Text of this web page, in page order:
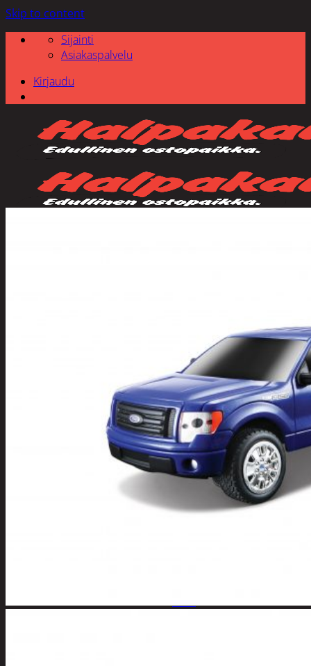
Skip to content
Sijainti
Asiakaspalvelu
Kirjaudu
Poistotuotteet
Kausituotteet
Joulu
Joulu- ja kausivalot
Eläimet ja
tontut
Kyntteliköt
Valoketjut ja
kuusenvalot
Joulukoristeet
Kranssit ja
asetelmat